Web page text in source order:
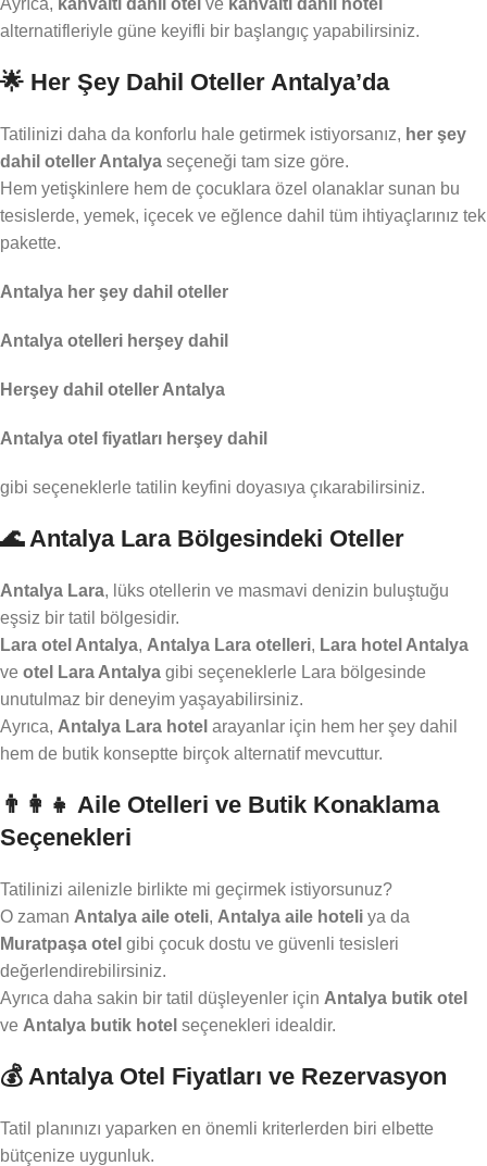
alternatifleriyle güne keyifli bir başlangıç yapabilirsiniz.
🌟 Her Şey Dahil Oteller Antalya’da
Tatilinizi daha da konforlu hale getirmek istiyorsanız, her şey
dahil oteller Antalya seçeneği tam size göre.
Hem yetişkinlere hem de çocuklara özel olanaklar sunan bu
tesislerde, yemek, içecek ve eğlence dahil tüm ihtiyaçlarınız tek
pakette.
Antalya her şey dahil oteller
Antalya otelleri herşey dahil
Herşey dahil oteller Antalya
Antalya otel fiyatları herşey dahil
gibi seçeneklerle tatilin keyfini doyasıya çıkarabilirsiniz.
🌊 Antalya Lara Bölgesindeki Oteller
Antalya Lara, lüks otellerin ve masmavi denizin buluştuğu
eşsiz bir tatil bölgesidir.
Lara otel Antalya, Antalya Lara otelleri, Lara hotel Antalya
ve otel Lara Antalya gibi seçeneklerle Lara bölgesinde
unutulmaz bir deneyim yaşayabilirsiniz.
Ayrıca, Antalya Lara hotel arayanlar için hem her şey dahil
hem de butik konseptte birçok alternatif mevcuttur.
👨‍👩‍👧 Aile Otelleri ve Butik Konaklama
Seçenekleri
Tatilinizi ailenizle birlikte mi geçirmek istiyorsunuz?
O zaman Antalya aile oteli, Antalya aile hoteli ya da
Muratpaşa otel gibi çocuk dostu ve güvenli tesisleri
değerlendirebilirsiniz.
Ayrıca daha sakin bir tatil düşleyenler için Antalya butik otel
ve Antalya butik hotel seçenekleri idealdir.
💰 Antalya Otel Fiyatları ve Rezervasyon
Tatil planınızı yaparken en önemli kriterlerden biri elbette
bütçenize uygunluk.